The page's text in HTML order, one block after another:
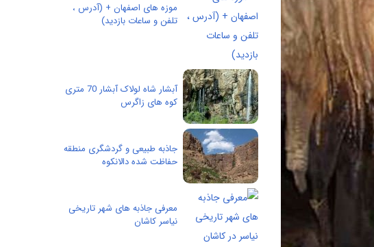
موزه های اصفهان + (آدرس ،
تلفن و ساعات بازدید)
آبشار شاه لولاک آبشار 70 متری
کوه های زاگرس
جاذبه طبیعی و گردشگری منطقه
حفاظت شده دالانکوه
معرفی جاذبه های شهر تاریخی
نیاسر کاشان